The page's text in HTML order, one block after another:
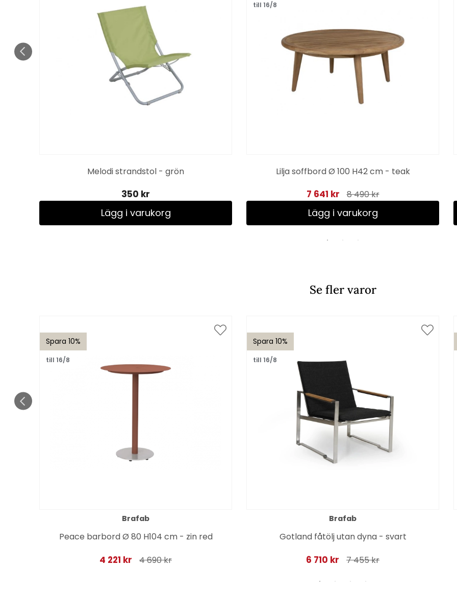
Melodi strandstol - grön
350 kr
Lägg i varukorg
till 16/8
Lilja soffbord Ø 100 H42 cm - teak
7 641 kr 8 490 kr
Lägg i varukorg
Se fler varor
Spara 10%
till 16/8
Brafab
Peace barbord Ø 80 H104 cm - zin red
4 221 kr 4 690 kr
Spara 10%
till 16/8
Brafab
Gotland fåtölj utan dyna - svart
6 710 kr 7 455 kr